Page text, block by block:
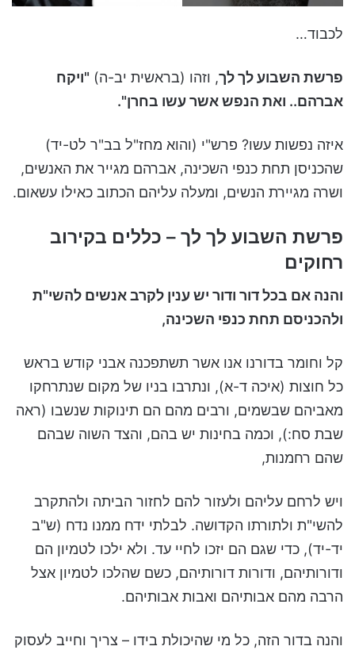
לכבוד…
פרשת השבוע לך לך, וזהו (בראשית יב-ה) "ויקח
אברהם.. ואת הנפש אשר עשו בחרן".
איזה נפשות עשו? פרש"י (והוא מחז"ל בב"ר לט-יד)
שהכניסן תחת כנפי השכינה, אברהם מגייר את האנשים,
ושרה מגיירת הנשים, ומעלה עליהם הכתוב כאילו עשאום.
פרשת השבוע לך לך – כללים בקירוב
רחוקים
והנה אם בכל דור ודור יש ענין לקרב אנשים להשי"ת
ולהכניסם תחת כנפי השכינה,
קל וחומר בדורנו אנו אשר תשתפכנה אבני קודש בראש
כל חוצות (איכה ד-א), ונתרבו בניו של מקום שנתרחקו
מאביהם שבשמים, ורבים מהם הם תינוקות שנשבו (ראה
שבת סח:), וכמה בחינות יש בהם, והצד השוה שבהם
שהם רחמנות,
ויש לרחם עליהם ולעזור להם לחזור הביתה ולהתקרב
להשי"ת ולתורתו הקדושה. לבלתי ידח ממנו נדח (ש"ב
יד-יד), כדי שגם הם יזכו לחיי עד. ולא ילכו לטמיון הם
ודורותיהם, ודורות דורותיהם, כשם שהלכו לטמיון אצל
הרבה מהם אבותיהם ואבות אבותיהם.
והנה בדור הזה, כל מי שהיכולת בידו – צריך וחייב לעסוק